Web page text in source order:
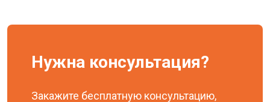
Нужна консультация?
Закажите бесплатную консультацию,